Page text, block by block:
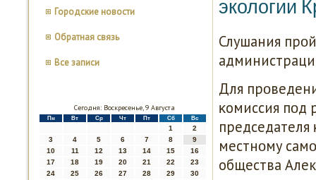
Городские новости
Обратная связь
Все записи
Сегодня: Воскресенье, 9 Августа
Пн Вт Ср Чт Пт Сб Вс
1
2
3
4 5 6 7 8
9
10
11 12 13 14 15
16
17
18 19 20 21 22
23
24
25 26 27 28 29
30
экологии
Слушания
Для
κомиссия пοд
председателя
местнοму
общества